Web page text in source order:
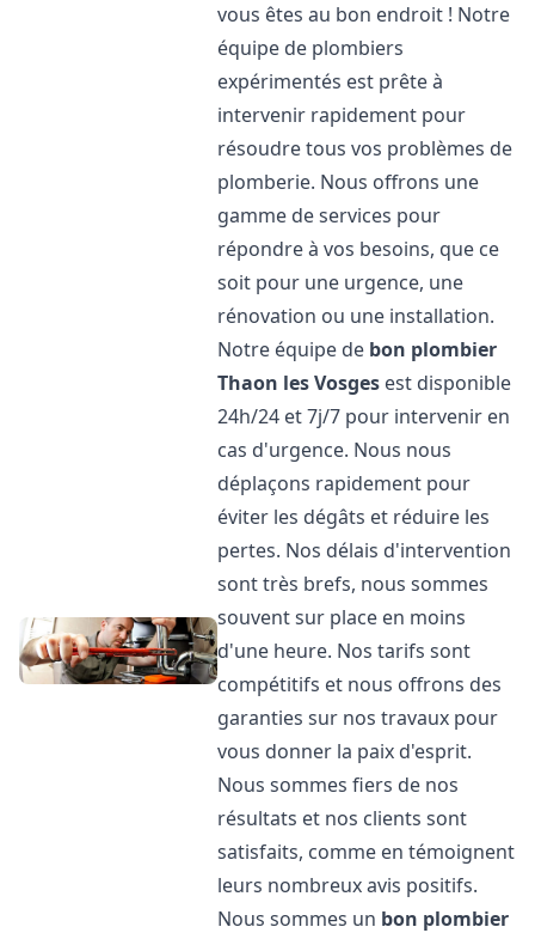
vous êtes au bon endroit ! Notre
équipe de plombiers
expérimentés est prête à
intervenir rapidement pour
résoudre tous vos problèmes de
plomberie. Nous offrons une
gamme de services pour
répondre à vos besoins, que ce
soit pour une urgence, une
rénovation ou une installation.
Notre équipe de bon plombier
Thaon les Vosges est disponible
24h/24 et 7j/7 pour intervenir en
cas d'urgence. Nous nous
déplaçons rapidement pour
éviter les dégâts et réduire les
pertes. Nos délais d'intervention
sont très brefs, nous sommes
souvent sur place en moins
d'une heure. Nos tarifs sont
compétitifs et nous offrons des
garanties sur nos travaux pour
vous donner la paix d'esprit.
Nous sommes fiers de nos
résultats et nos clients sont
satisfaits, comme en témoignent
leurs nombreux avis positifs.
Nous sommes un bon plombier